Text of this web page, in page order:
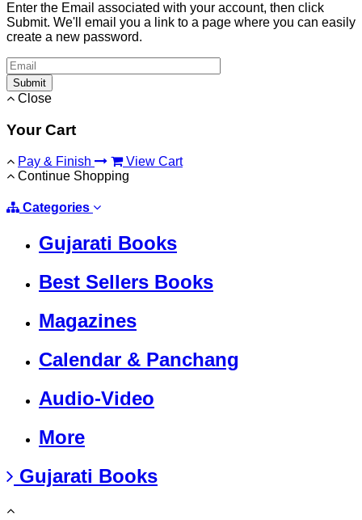
Enter the Email associated with your account, then click
Submit. We'll email you a link to a page where you can easily
create a new password.
Submit
Close
Your Cart
Pay & Finish
View Cart
Continue Shopping
Categories
Gujarati Books
Best Sellers Books
Magazines
Calendar & Panchang
Audio-Video
More
Gujarati Books